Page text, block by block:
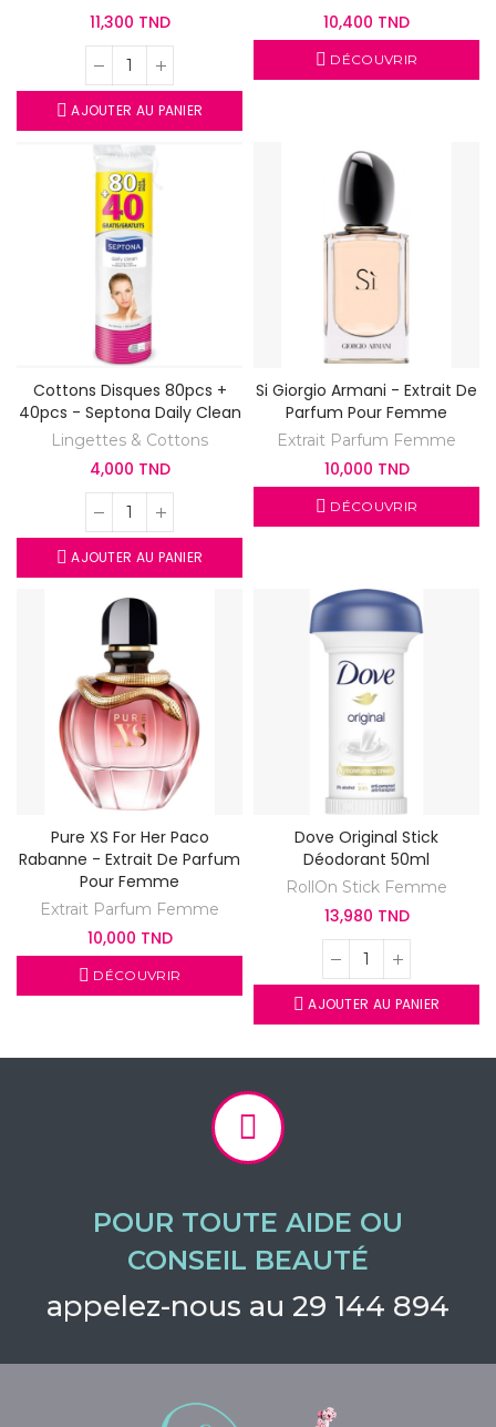
11,300 TND
AJOUTER AU PANIER
10,400 TND
DÉCOUVRIR
Cottons Disques 80pcs +
40pcs - Septona Daily Clean
Lingettes & Cottons
4,000 TND
AJOUTER AU PANIER
Si Giorgio Armani - Extrait De
Parfum Pour Femme
Extrait Parfum Femme
10,000 TND
DÉCOUVRIR
Pure XS For Her Paco
Rabanne - Extrait De Parfum
Pour Femme
Extrait Parfum Femme
10,000 TND
DÉCOUVRIR
Dove Original Stick
Déodorant 50ml
RollOn Stick Femme
13,980 TND
AJOUTER AU PANIER
POUR TOUTE AIDE OU
CONSEIL BEAUTÉ
appelez-nous au 29 144 894